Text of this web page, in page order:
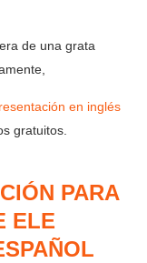
de una grata
en inglés
gratuitos.
PARA
ELE